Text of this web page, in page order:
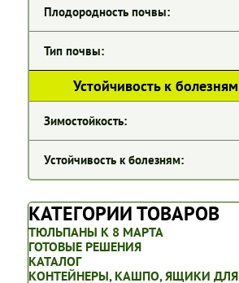
Плодородность почвы:
Тип почвы:
Устойчивость к болезням
Зимостойкость:
Устойчивость к болезням:
КАТЕГОРИИ ТОВАРОВ
ТЮЛЬПАНЫ К 8 МАРТА
ГОТОВЫЕ РЕШЕНИЯ
КАТАЛОГ
КОНТЕЙНЕРЫ, КАШПО, ЯЩИКИ ДЛЯ